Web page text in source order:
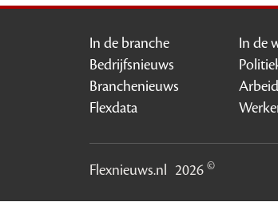
In de branche
Bedrijfsnieuws
Branchenieuws
Flexdata
In de
Flexnieuws.nl 2026 ©